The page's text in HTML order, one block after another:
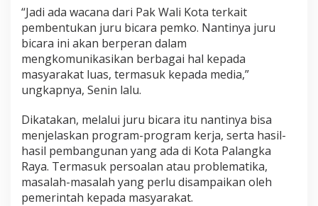
“Jadi ada wacana dari Pak Wali Kota terkait
pembentukan juru bicara pemko. Nantinya juru
bicara ini akan berperan dalam
mengkomunikasikan berbagai hal kepada
masyarakat luas, termasuk kepada media,”
ungkapnya, Senin lalu.
Dikatakan, melalui juru bicara itu nantinya bisa
menjelaskan program-program kerja, serta hasil-
hasil pembangunan yang ada di Kota Palangka
Raya. Termasuk persoalan atau problematika,
masalah-masalah yang perlu disampaikan oleh
pemerintah kepada masyarakat.